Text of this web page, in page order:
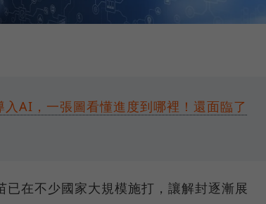
入AI，一張圖看懂進度到哪裡！還面臨了
在不少國家大規模施打，讓解封逐漸展